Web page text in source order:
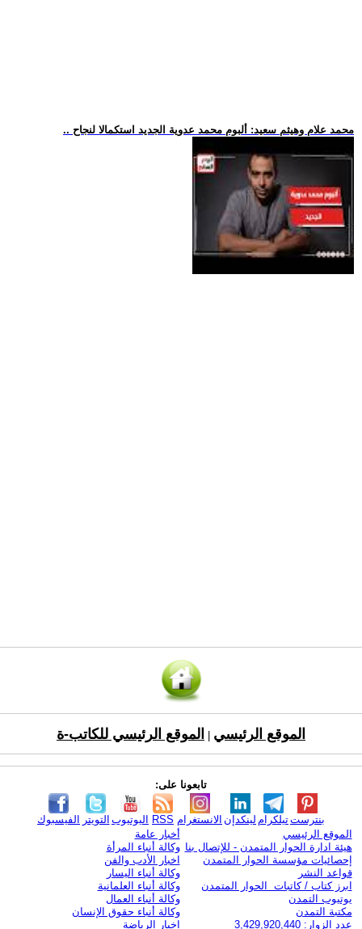
.. محمد علام وهيثم سعيد: ألبوم محمد عدوية الجديد استكمالا لنجاح
الموقع الرئيسي الموقع الرئيسي للكاتب-ة
تابعونا على:
الفيسبوك التويتر اليوتيوب RSS الانستغرام لينكدإن تيلكرامبنترست
الموقع الرئيسي
هيئة ادارة الحوار المتمدن - للإتصال بنا
إحصائيات مؤسسة الحوار المتمدن
قواعد النشر
ابرز كتاب / كاتبات الحوار المتمدن
يوتيوب التمدن
مكتبة التمدن
عدد الزوار: 3,429,920,440
أخبار عامة
وكالة أنباء المرأة
اخبار الأدب والفن
وكالة أنباء اليسار
وكالة أنباء العلمانية
وكالة أنباء العمال
وكالة أنباء حقوق الإنسان
اخبار الرياضة